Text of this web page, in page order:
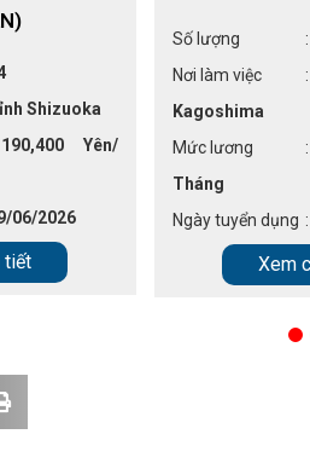
Shizuoka
190,400 Yên/
06/2026
tiết
Số lượng :
Nơi làm việc
Kagoshima
Mức lương
Tháng
Ngày tuyển dụng :
Xem